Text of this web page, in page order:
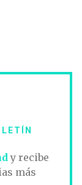
y recibe
más